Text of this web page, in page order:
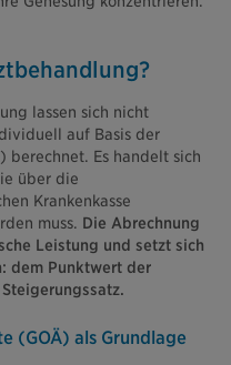
lassen sich nicht
auf Basis der
berechnet. Es handelt sich
über die
Krankenkasse
muss. Die Abrechnung
Leistung und setzt sich
dem Punktwert der
(GOÄ) als Grundlage